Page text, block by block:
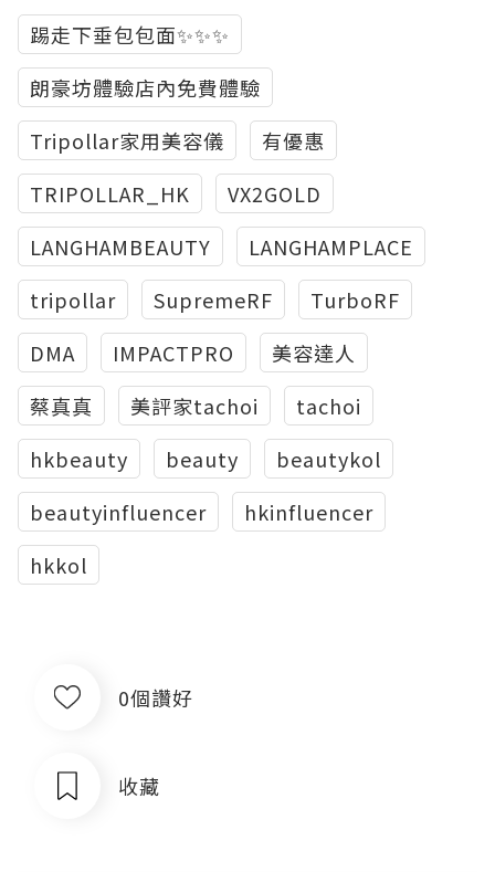
踢走下垂包包面✨✨✨
朗豪坊體驗店內免費體驗
Tripollar家用美容儀
有優惠
TRIPOLLAR_HK
VX2GOLD
LANGHAMBEAUTY
LANGHAMPLACE
tripollar
SupremeRF
TurboRF
DMA
IMPACTPRO
美容達人
蔡真真
美評家tachoi
tachoi
hkbeauty
beauty
beautykol
beautyinfluencer
hkinfluencer
hkkol
0個讚好
收藏